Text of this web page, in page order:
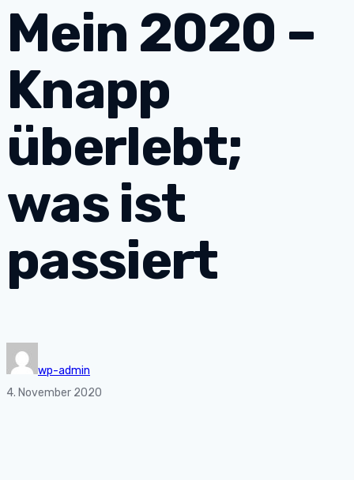
Mein 2020 –
Knapp
überlebt;
was ist
passiert
wp-admin
4. November 2020